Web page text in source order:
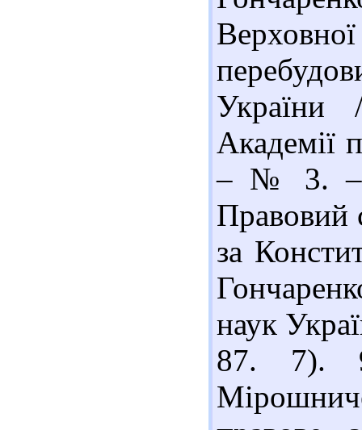
Академії
– № 3. –
Правовий
за
наук
87. 7).